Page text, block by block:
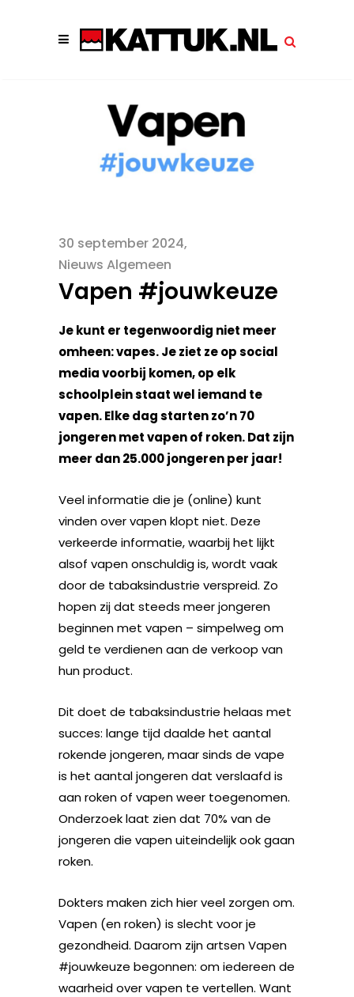
30 september 2024
Nieuws Algemeen
Vapen #jouwkeuze
Je kunt er tegenwoordig niet meer
omheen: vapes. Je ziet ze op social
media voorbij komen, op elk
schoolplein staat wel iemand te
vapen. Elke dag starten zo’n 70
jongeren met vapen of roken. Dat zijn
meer dan 25.000 jongeren per jaar!
Veel informatie die je (online) kunt
vinden over vapen klopt niet. Deze
verkeerde informatie, waarbij het lijkt
alsof vapen onschuldig is, wordt vaak
door de tabaksindustrie verspreid. Zo
hopen zij dat steeds meer jongeren
beginnen met vapen – simpelweg om
geld te verdienen aan de verkoop van
hun product.
Dit doet de tabaksindustrie helaas met
succes: lange tijd daalde het aantal
rokende jongeren, maar sinds de vape
is het aantal jongeren dat verslaafd is
aan roken of vapen weer toegenomen.
Onderzoek laat zien dat 70% van de
jongeren die vapen uiteindelijk ook gaan
roken.
Dokters maken zich hier veel zorgen om.
Vapen (en roken) is slecht voor je
gezondheid. Daarom zijn artsen Vapen
#jouwkeuze begonnen: om iedereen de
waarheid over vapen te vertellen. Want